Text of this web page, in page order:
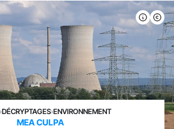
›DÉCRYPTAGES›ENVIRONNEMENT
MEA CULPA